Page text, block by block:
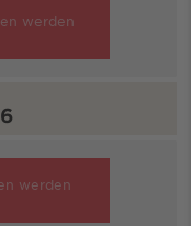
werden
werden